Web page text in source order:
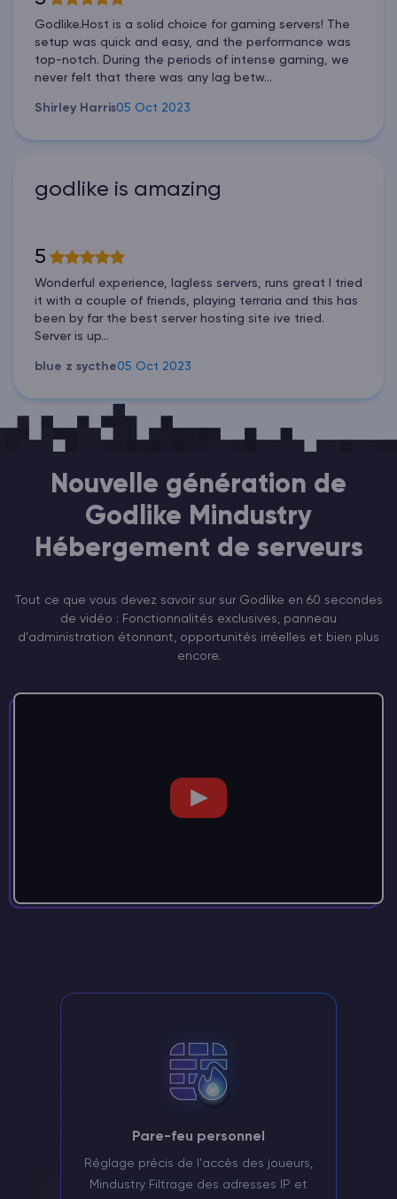
Godlike.Host is a solid choice for gaming servers! The
setup was quick and easy, and the performance was
top-notch. During the periods of intense gaming, we
never felt that there was any lag betw...
Shirley Harris05 Oct 2023
godlike is amazing
5
Wonderful experience, lagless servers, runs great I tried
it with a couple of friends, playing terraria and this has
been by far the best server hosting site ive tried.
Server is up...
blue z sycthe05 Oct 2023
Nouvelle génération de
Godlike Mindustry
Hébergement de serveurs
Tout ce que vous devez savoir sur sur Godlike en 60 secondes
de vidéo : Fonctionnalités exclusives, panneau
d'administration étonnant, opportunités irréelles et bien plus
encore.
Pare-feu personnel
Réglage précis de l'accès des joueurs,
Mindustry Filtrage des adresses IP et